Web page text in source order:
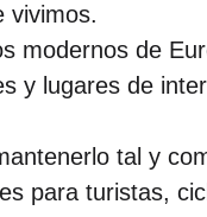
vivimos.
modernos de
y lugares de
tal y
para turistas,